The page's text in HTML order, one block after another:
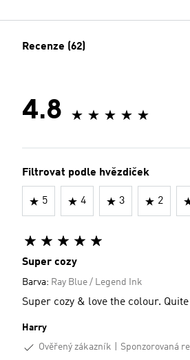
Recenze (62)
4.8
Filtrovat podle hvězdiček
5 4 3 2
Super cozy
Barva: Ray Blue / Legend Ink
Super cozy & love the colour.
Harry
Ověřený zákazník
Sponzorovaná